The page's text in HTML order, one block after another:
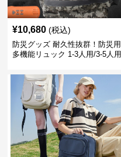
¥10,680 (税込)
防災グッズ 耐久性抜群！防災用
多機能リュック 1-3人用/3-5人用